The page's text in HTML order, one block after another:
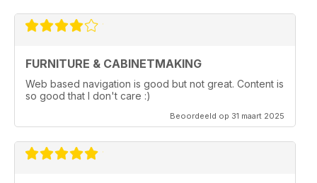
FURNITURE & CABINETMAKING
Web based navigation is good but not great. Content is
so good that I don't care :)
Beoordeeld op 31 maart 2025